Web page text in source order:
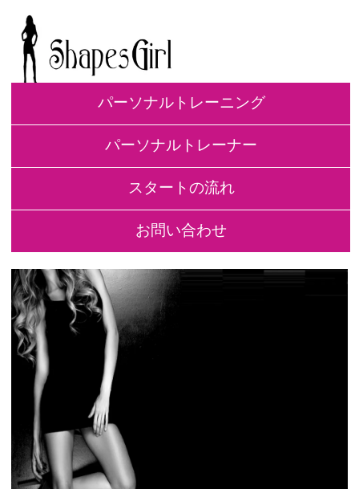
パーソナルトレーニング
パーソナルトレーナー
スタートの流れ
お問い合わせ